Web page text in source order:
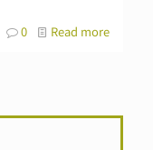
0 Read more